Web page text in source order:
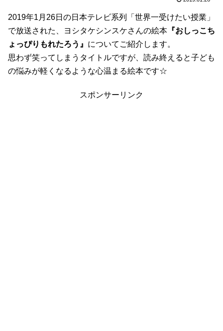
2019年1月26日の日本テレビ系列「世界一受けたい授業」
で放送された、ヨシタケシンスケさんの絵本 『おしっこち
ょっぴりもれたろう』 についてご紹介します。
思わず笑ってしまうタイトルですが、読み終えると子ども
の悩みが軽くなるような心温まる絵本です☆
スポンサーリンク